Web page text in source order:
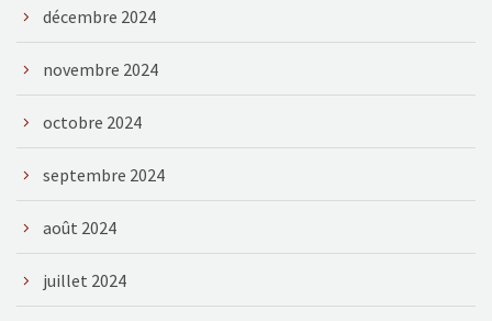
décembre 2024
novembre 2024
octobre 2024
septembre 2024
août 2024
juillet 2024